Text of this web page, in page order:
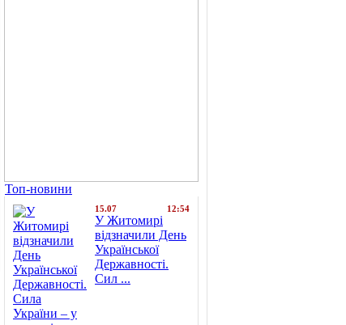
Топ-новини
15.07 12:54
У Житомирі
відзначили День
Української
Державності.
Сил ...